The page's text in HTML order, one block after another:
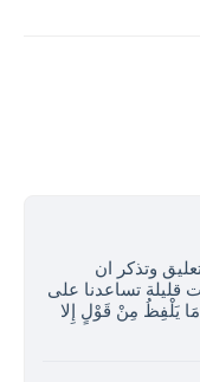
وتذكر ان
قليلة تساعدنا على
يَلْفِظُ مِنْ قَوْلٍ إِلا